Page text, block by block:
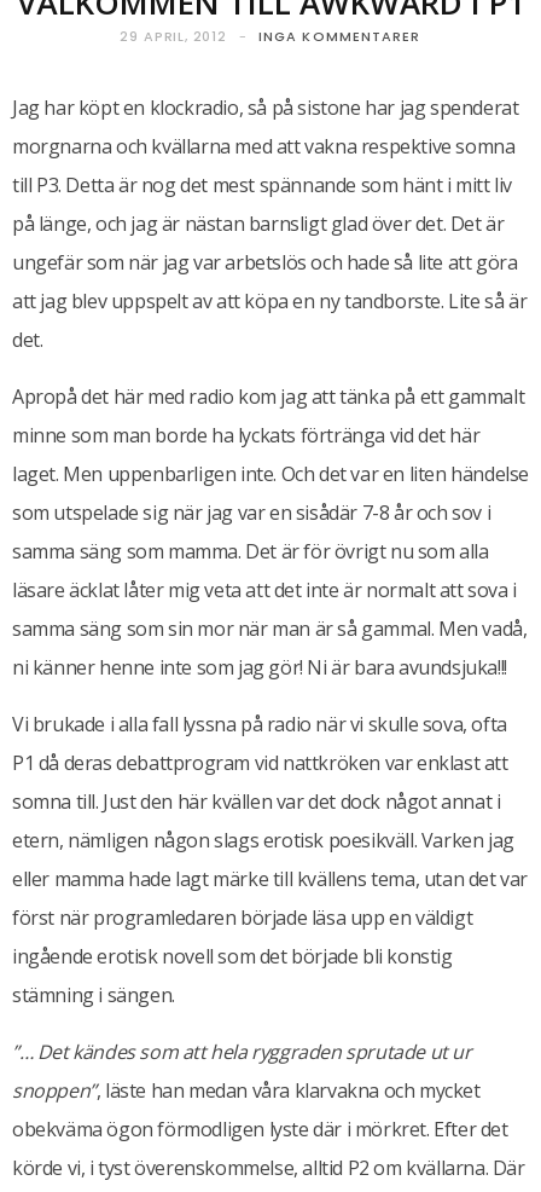
29 APRIL, 2012 INGA KOMMENTARER
Jag har köpt en klockradio, så på sistone har jag spenderat
morgnarna och kvällarna med att vakna respektive somna
till P3. Detta är nog det mest spännande som hänt i mitt liv
på länge, och jag är nästan barnsligt glad över det. Det är
ungefär som när jag var arbetslös och hade så lite att göra
att jag blev uppspelt av att köpa en ny tandborste. Lite så är
det.
Apropå det här med radio kom jag att tänka på ett gammalt
minne som man borde ha lyckats förtränga vid det här
laget. Men uppenbarligen inte. Och det var en liten händelse
som utspelade sig när jag var en sisådär 7-8 år och sov i
samma säng som mamma. Det är för övrigt nu som alla
läsare äcklat låter mig veta att det inte är normalt att sova i
samma säng som sin mor när man är så gammal. Men vadå,
ni känner henne inte som jag gör! Ni är bara avundsjuka!!!
Vi brukade i alla fall lyssna på radio när vi skulle sova, ofta
P1 då deras debattprogram vid nattkröken var enklast att
somna till. Just den här kvällen var det dock något annat i
etern, nämligen någon slags erotisk poesikväll. Varken jag
eller mamma hade lagt märke till kvällens tema, utan det var
först när programledaren började läsa upp en väldigt
ingående erotisk novell som det började bli konstig
stämning i sängen.
”… Det kändes som att hela ryggraden sprutade ut ur
snoppen”, läste han medan våra klarvakna och mycket
obekväma ögon förmodligen lyste där i mörkret. Efter det
körde vi, i tyst överenskommelse, alltid P2 om kvällarna. Där